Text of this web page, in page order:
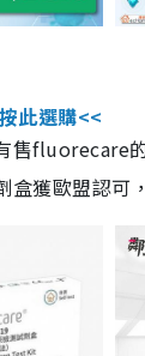
此選購<<
售fluorecare
盒獲歐盟認